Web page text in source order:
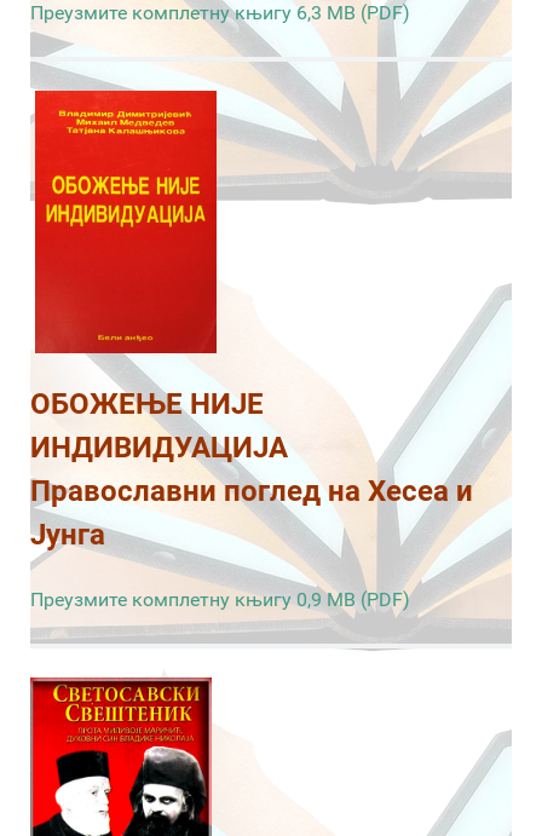
Преузмите комплетну књигу 6,3 MB (PDF)
ОБОЖЕЊЕ НИЈЕ
ИНДИВИДУАЦИЈА
Православни поглед на Хесеа и
Јунга
Преузмите комплетну књигу 0,9 MB (PDF)